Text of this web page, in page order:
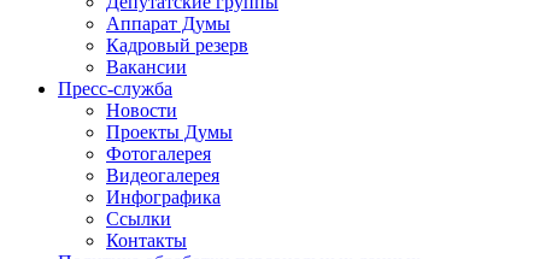
Аппарат Думы
Кадровый резерв
Вакансии
Пресс-служба
Новости
Проекты Думы
Фотогалерея
Видеогалерея
Инфографика
Ссылки
Контакты